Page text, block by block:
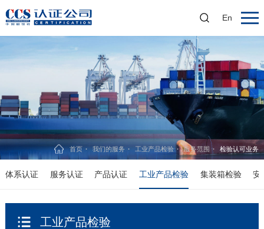
En
首页 我们的服务 工业产品检验 服务范围 检验认可业务
体系认证 服务认证 产品认证 工业产品检验 集装箱检验 安
工业产品检验